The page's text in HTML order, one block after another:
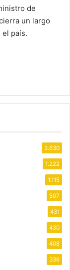
de
un largo
país.
3.630
1.222
1.115
507
431
430
408
336